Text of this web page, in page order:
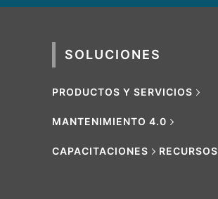
SOLUCIONES
PRODUCTOS Y SERVICIOS
MANTENIMIENTO 4.0
CAPACITACIONES RECURSOS